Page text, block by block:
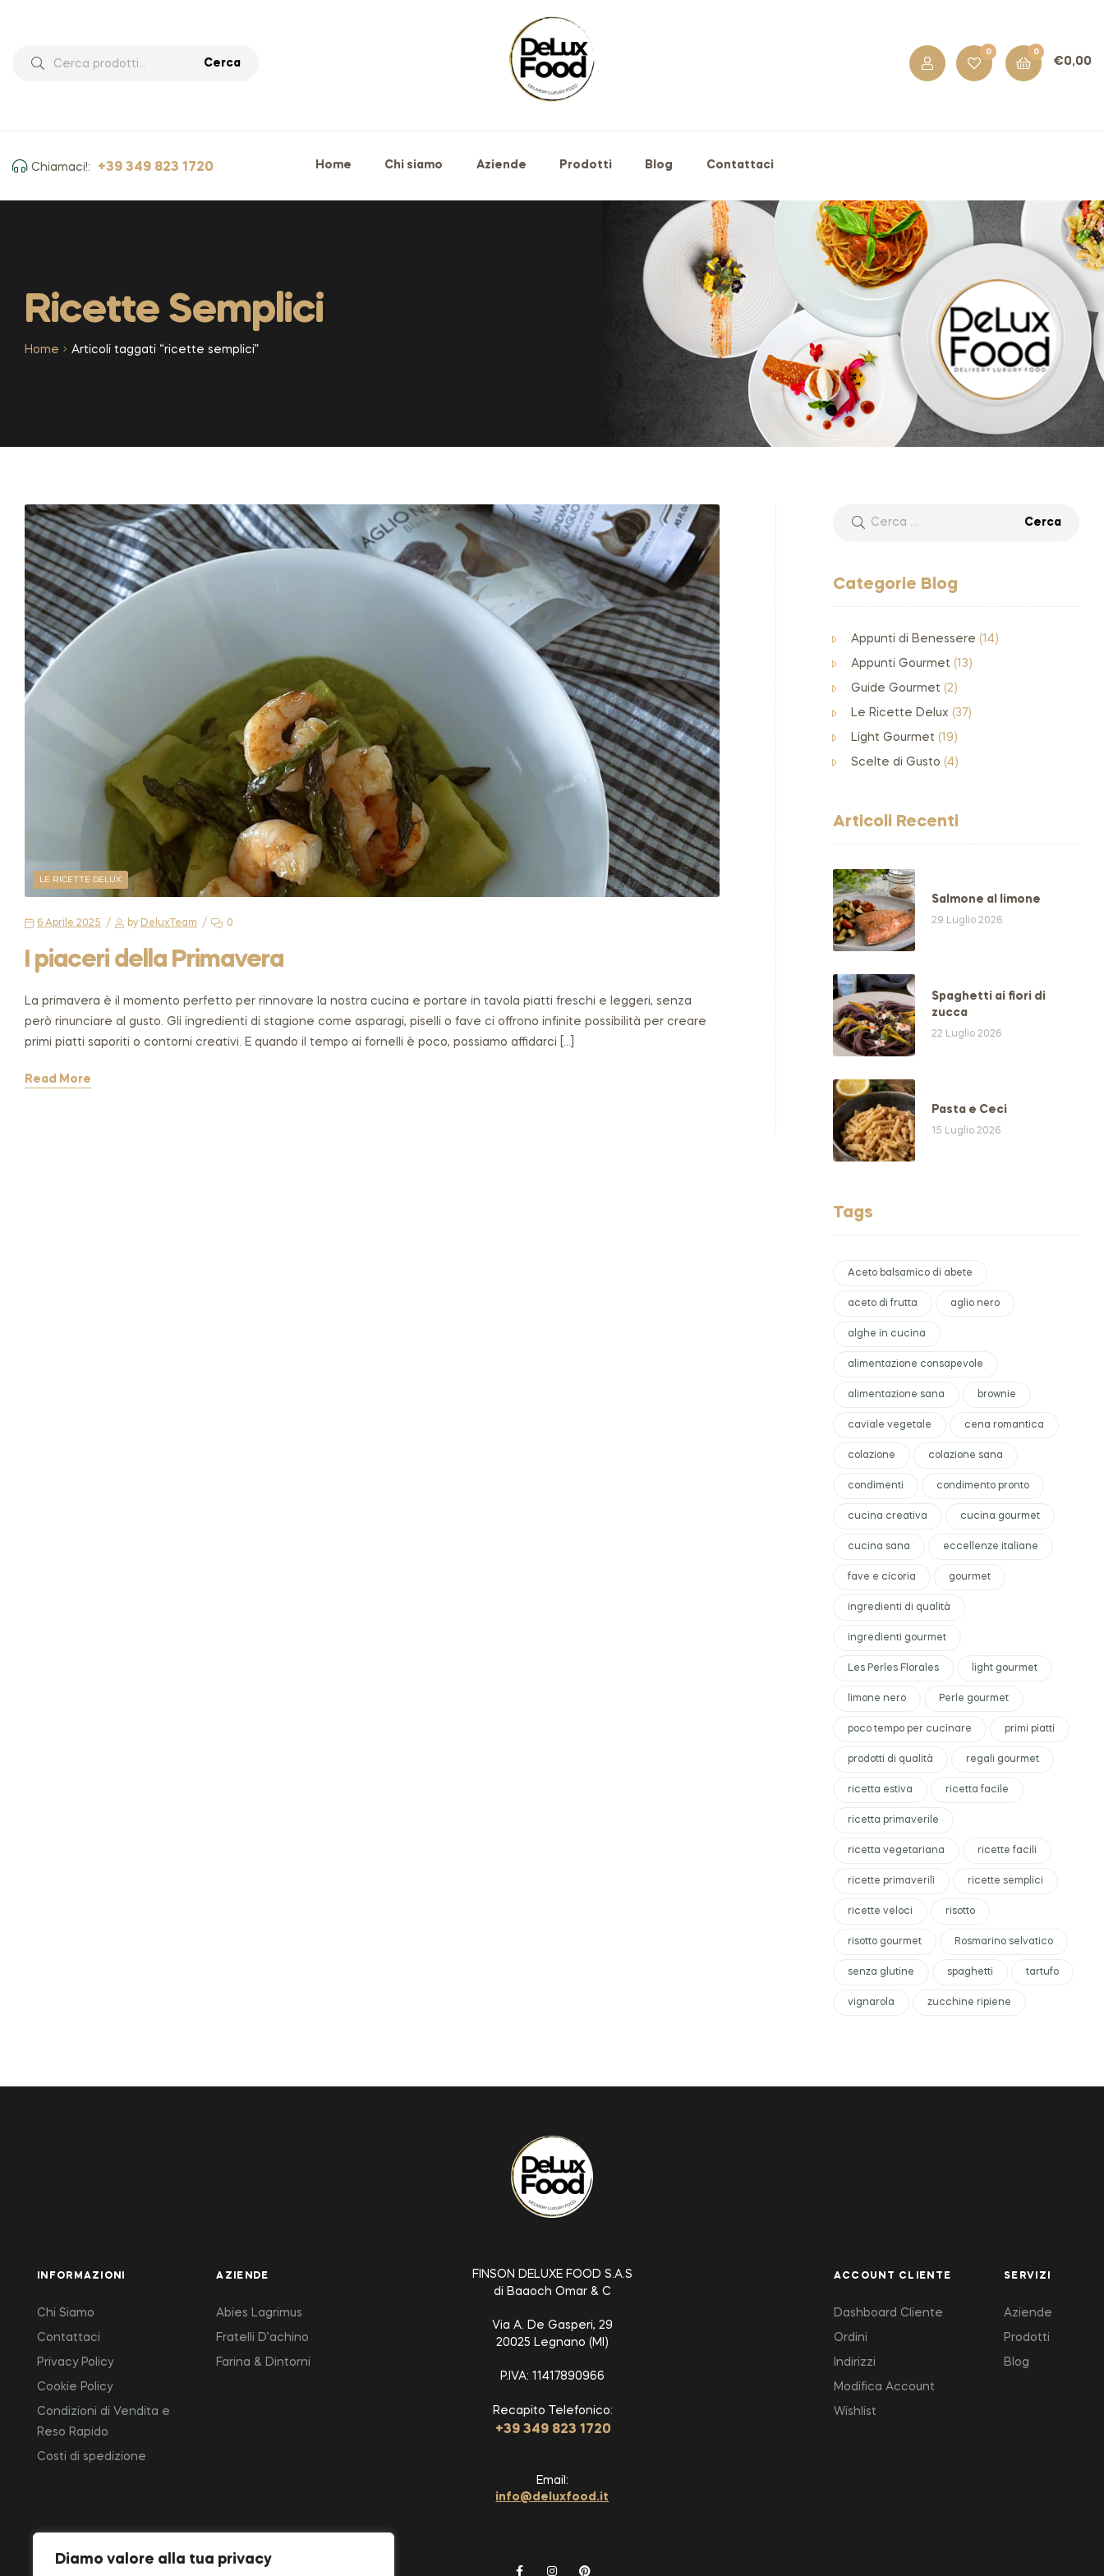
Diamo valore alla tua privacy
Cerca
0 0
€0,00
Chiamaci!: +39 349 823 1720 Home Chi siamo Aziende Prodotti Blog Contattaci
Ricette Semplici
Home Articoli taggati “ricette semplici”
LE RICETTE DELUX
6 Aprile 2025 by DeluxTeam 0
I piaceri della Primavera
La primavera è il momento perfetto per rinnovare la nostra cucina e portare in tavola piatti freschi e leggeri, senza
però rinunciare al gusto. Gli ingredienti di stagione come asparagi, piselli o fave ci offrono infinite possibilità per creare
primi piatti saporiti o contorni creativi. E quando il tempo ai fornelli è poco, possiamo affidarci […]
Read More
Categorie Blog
Appunti di Benessere (14)
Appunti Gourmet (13)
Guide Gourmet (2)
Le Ricette Delux (37)
Light Gourmet (19)
Scelte di Gusto (4)
Articoli Recenti
Salmone al limone
29 Luglio 2026
Spaghetti ai fiori di
zucca
22 Luglio 2026
Pasta e Ceci
15 Luglio 2026
Tags
Aceto balsamico di abete
aceto di frutta aglio nero
alghe in cucina
alimentazione consapevole
alimentazione sana brownie
caviale vegetale cena romantica
colazione colazione sana
condimenti condimento pronto
cucina creativa cucina gourmet
cucina sana eccellenze italiane
fave e cicoria gourmet
ingredienti di qualità
ingredienti gourmet
Les Perles Florales light gourmet
limone nero Perle gourmet
poco tempo per cucinare primi piatti
prodotti di qualità regali gourmet
ricetta estiva ricetta facile
ricetta primaverile
ricetta vegetariana ricette facili
ricette primaverili ricette semplici
ricette veloci risotto
risotto gourmet Rosmarino selvatico
senza glutine spaghetti tartufo
vignarola zucchine ripiene
INFORMAZIONI
Chi Siamo
Contattaci
Privacy Policy
Cookie Policy
Condizioni di Vendita e
Reso Rapido
Costi di spedizione
AZIENDE
Abies Lagrimus
Fratelli D’achino
Farina & Dintorni
FINSON DELUXE FOOD S.A.S
di Baaoch Omar & C
Via A. De Gasperi, 29
20025 Legnano (MI)
P.IVA: 11417890966
Recapito Telefonico:
+39 349 823 1720
Email:
info@deluxfood.it
ACCOUNT CLIENTE
Dashboard Cliente
Ordini
Indirizzi
Modifica Account
Wishlist
SERVIZI
Aziende
Prodotti
Blog